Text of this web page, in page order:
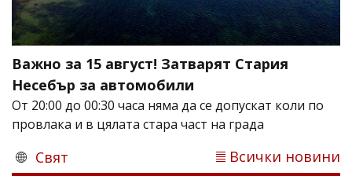
Важно за 15 август! Затварят Стария
Несебър за автомобили
От 20:00 до 00:30 часа няма да се допускат коли по
провлака и в цялата стара част на града
Свят Всички новини